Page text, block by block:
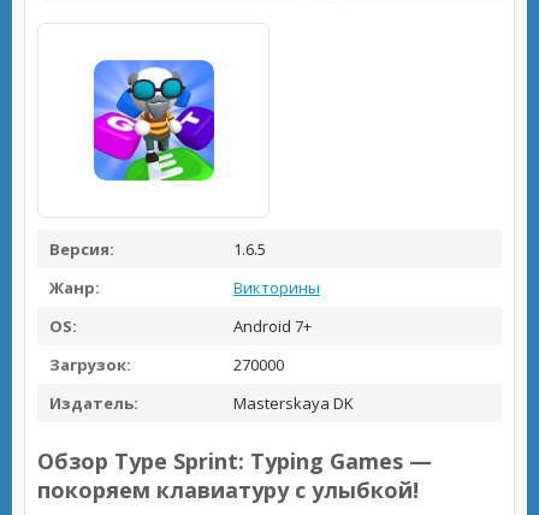
Версия:
1.6.5
Жанр:
Викторины
OS:
Android 7+
Загрузок:
270000
Издатель:
Masterskaya DK
Обзор Type Sprint: Typing Games —
покоряем клавиатуру с улыбкой!